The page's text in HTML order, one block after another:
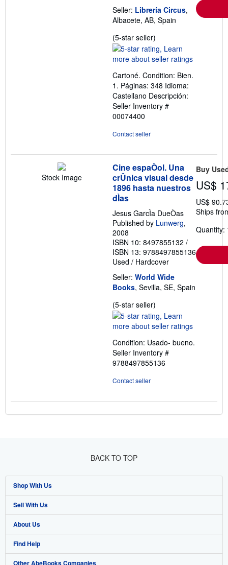
s
Seller: Librería Circus,
Albacete, AB, Spain
(5-star seller)
rating
5
of
5
stars
Cartoné. Condition: Bien.
1. Páginas: 348 Idioma:
Castellano Descripción:
Seller Inventory #
00074400
Contact seller
Stock Image
Cine espaÒol. Una
crÛnica visual desde
1896 hasta nuestros
dÌas
Jesus GarcÌa DueÒas
Published by Lunwerg,
2008
ISBN 10: 8497855132 /
ISBN 13: 9788497855136
Used / Hardcover
Seller: World Wide
Books, Sevilla, SE, Spain
(5-star seller)
rating
5
of
5
stars
Condition: Usado- bueno.
Seller Inventory #
9788497855136
Contact seller
Buy
US$
US$
Ships
Quantity:
BACK TO TOP
Shop With Us
Advanced Search
Browse Collections
My Account
My Orders
Sell With Us
Start Selling
Join Our Affiliate Program
Book Buyback
About Us
About AbeBooks
Media
Find Help
Help
Other AbeBooks Companies